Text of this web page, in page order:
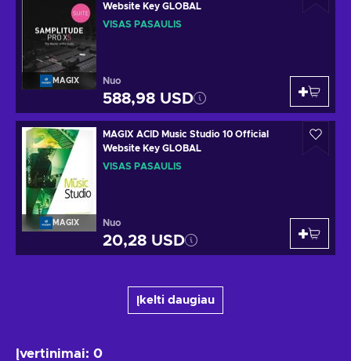
MAGIX
Website Key GLOBAL
VISAS PASAULIS
Nuo
588,98 USD
MAGIX
MAGIX ACID Music Studio 10 Official
Website Key GLOBAL
VISAS PASAULIS
Nuo
20,28 USD
Įkelti daugiau
Įvertinimai: 0